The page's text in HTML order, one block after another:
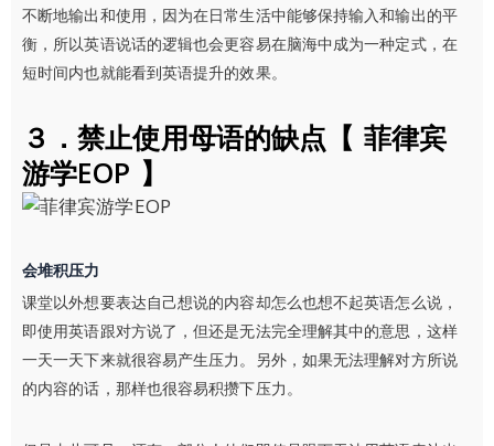
不断地输出和使用，因为在日常生活中能够保持输入和输出的平
衡，所以英语说话的逻辑也会更容易在脑海中成为一种定式，在
短时间内也就能看到英语提升的效果。
３．禁止使用母语的缺点【 菲律宾
游学EOP 】
会堆积压力
课堂以外想要表达自己想说的内容却怎么也想不起英语怎么说，
即使用英语跟对方说了，但还是无法完全理解其中的意思，这样
一天一天下来就很容易产生压力。另外，如果无法理解对方所说
的内容的话，那样也很容易积攒下压力。